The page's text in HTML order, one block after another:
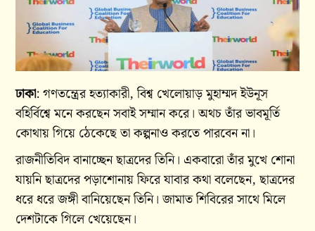
ঢাকা: গণতন্ত্রের হত্যাকারী, বিশ্ব খেলোয়াড় মুহাম্মদ ইউনূস
বহির্বিশ্বে মনে করছেন সবাই সম্মান করে। অথচ তাঁর ভাবমূর্তি
কোথায় গিয়ে ঠেকেছে তা কল্পনাও করতে পারবেন না।
রাজনীতিবিদ বানাচ্ছেন ছাত্রদের তিনি। একবারো তাঁর মুখে শোনা
যায়নি ছাত্রদের পড়াশোনায় ফিরে যাবার কথা বলেছেন, ছাত্রদের
ধরে ধরে জঙ্গী বানিয়েছেন তিনি। জামাত শিবিরের সাথে মিলে
দেশটাকে গিলে খেয়েছেন।